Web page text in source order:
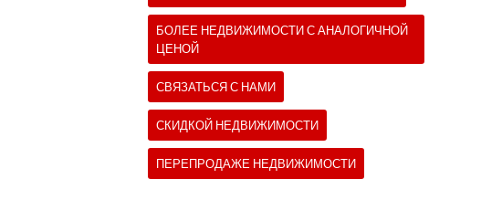
БОЛЕЕ НЕДВИЖИМОСТИ С АНАЛОГИЧНОЙ
ЦЕНОЙ
СВЯЗАТЬСЯ С НАМИ
СКИДКОЙ НЕДВИЖИМОСТИ
ПЕРЕПРОДАЖЕ НЕДВИЖИМОСТИ